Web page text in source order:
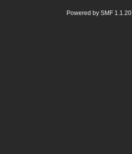
Powered by SMF 1.1.20